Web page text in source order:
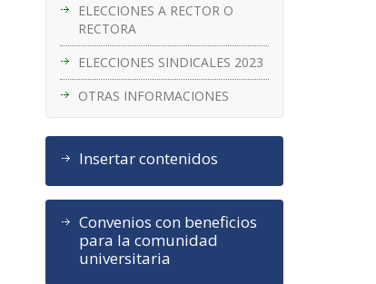
ELECCIONES A RECTOR O
RECTORA
ELECCIONES SINDICALES 2023
OTRAS INFORMACIONES
Insertar contenidos
Convenios con beneficios
para la comunidad
universitaria